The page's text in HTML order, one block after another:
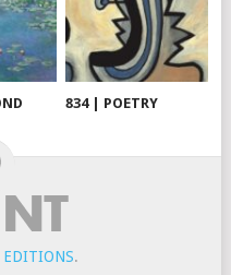
834 | POETRY
.